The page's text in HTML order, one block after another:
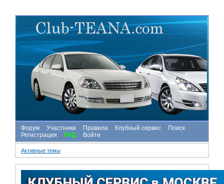
Форум Участники Правила Клубный сервис
Поиск
Регистрация
FAQ Войти
Активные темы